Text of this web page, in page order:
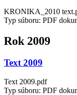
KRONIKA_2010
Typ súboru: PDF
Rok 2009
Text 2009
Text 2009.pdf
Typ súboru: PDF